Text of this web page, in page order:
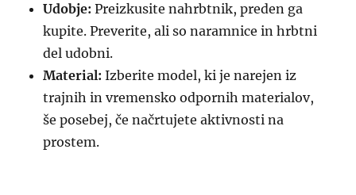
Udobje: Preizkusite nahrbtnik, preden ga
kupite. Preverite, ali so naramnice in hrbtni
del udobni.
Material: Izberite model, ki je narejen iz
trajnih in vremensko odpornih materialov,
še posebej, če načrtujete aktivnosti na
prostem.